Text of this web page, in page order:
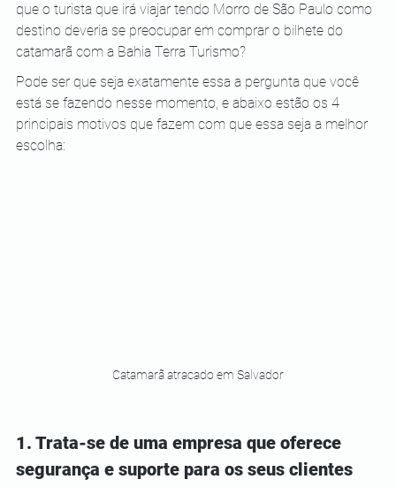
que o turista que irá viajar tendo Morro de São Paulo como
destino deveria se preocupar em comprar o bilhete do
catamarã com a Bahia Terra Turismo?
Pode ser que seja exatamente essa a pergunta que você
está se fazendo nesse momento, e abaixo estão os 4
principais motivos que fazem com que essa seja a melhor
escolha:
Catamarã atracado em Salvador
1. Trata-se de uma empresa que oferece
segurança e suporte para os seus clientes